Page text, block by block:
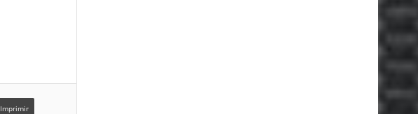
Imprimir